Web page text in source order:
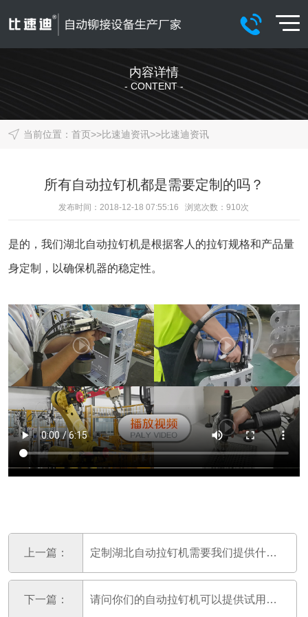
内容详情
- CONTENT -
当前位置： 首页>>比速迪资讯>>比速迪资讯
所有自动拉钉机都是需要定制的吗？
发布时间：2018-12-18 07:55:16 浏览次数：910次
是的，我们湖北自动拉钉机是根据客人的拉钉规格和产品量
身定制，以确保机器的稳定性。
上一篇： 定制湖北自动拉钉机需要我们提供什么呢？
下一篇： 请问你们的自动拉钉机可以提供试用吗？